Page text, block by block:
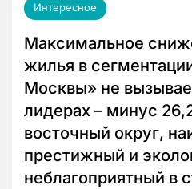
Интересное
Максимальное
жилья в
Москвы» не
лидерах – минус
восточный округ,
престижный и
неблагоприятный в